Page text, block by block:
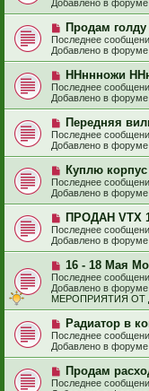
и
е
о
б
щ
е
н
и
е
о
е
с
о
о
б
щ
е
н
и
е
Добавлено в форуме
Н
о
в
о
е
с
о
о
б
щ
е
н
и
е
Продам голду
Последнее
Добавлено в форуме
Н
о
в
о
е
с
о
о
б
щ
е
н
и
е
ННннножи
Последнее
Добавлено в форуме
Н
о
в
о
е
с
о
о
б
щ
е
н
и
е
Передняя
Последнее
Добавлено в форуме
Н
о
в
о
е
с
о
о
б
щ
е
н
и
е
Куплю
Последнее
Добавлено в форуме
Н
о
в
о
с
о
о
б
щ
н
и
е
ПРОДАН VTX
Последнее
Добавлено в форуме
Н
о
в
о
е
с
о
о
б
щ
н
16 - 18 Мая
Последнее
Добавлено в форуме
МЕРОПРИЯТИЯ ОТ
Н
о
в
о
е
с
о
Радиатор в
Последнее
Добавлено в форуме
Н
о
Продам
Последнее